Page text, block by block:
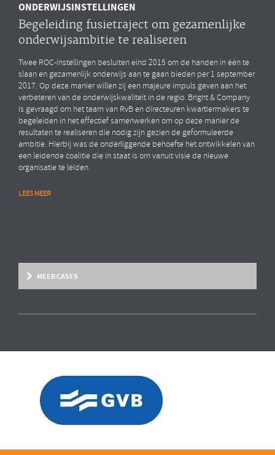
ONDERWIJSINSTELLINGEN
Begeleiding fusietraject om gezamenlijke
onderwijsambitie te realiseren
Twee ROC-instellingen besluiten eind 2015 om de handen in één te
slaan en gezamenlijk onderwijs aan te gaan bieden per 1 september
2017. Op deze manier willen zij een majeure impuls geven aan het
verbeteren van de onderwijskwaliteit in de regio. Bright & Company
is gevraagd om het team van RvB en directeuren kwartiermakers te
begeleiden in het effectief samenwerken om op deze manier de
resultaten te realiseren die nodig zijn gezien de geformuleerde
ambitie. Hierbij was de onderliggende behoefte het ontwikkelen van
een leidende coalitie die in staat is om vanuit visie de nieuwe
organisatie te leiden.
LEES MEER
Overige marktsegmenten
People Analytics
MULTINATIONAL CHEMIESECTOR
MEER CASES